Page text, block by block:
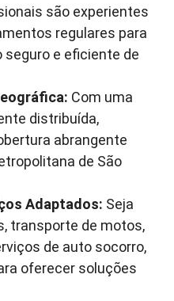
são experientes
regulares para
seguro e eficiente de
Com uma
distribuída,
abrangente
de São
Adaptados: Seja
transporte de motos,
de auto socorro,
oferecer soluções